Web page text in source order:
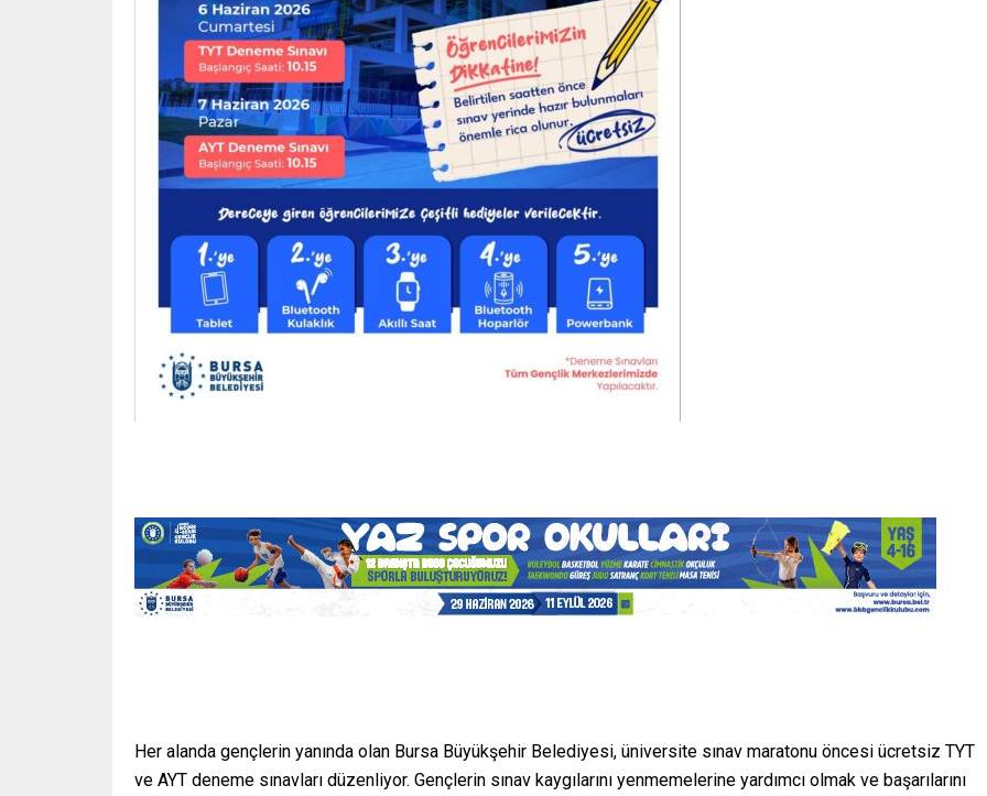
Her alanda gençlerin yanında olan Bursa Büyükşehir Belediyesi, üniversite sınav maratonu öncesi ücretsiz TYT
ve AYT deneme sınavları düzenliyor. Gençlerin sınav kaygılarını yenmemelerine yardımcı olmak ve başarılarını